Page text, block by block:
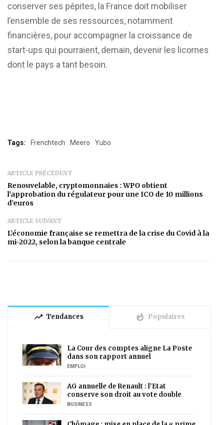
conserver ses pépites, la France doit mobiliser
l’ensemble de ses ressources, notamment
financières, pour accompagner la croissance de
start-ups qui pourraient, demain, devenir les licornes
dont le pays a tant besoin.
Tags: Frenchtech Meero Yubo
ARTICLE PRÉCÉDENT
Renouvelable, cryptomonnaies : WPO obtient
l’approbation du régulateur pour une ICO de 10 millions
d’euros
ARTICLE SUIVANT
L’économie française se remettra de la crise du Covid à la
mi-2022, selon la banque centrale
trending_up Tendances whatshot Populaires
La Cour des comptes aligne La Poste
dans son rapport annuel
EMPLOI
AG annuelle de Renault : l’Etat
conserve son droit au vote double
BUSINESS